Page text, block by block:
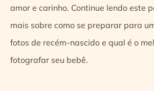
amor e carinho. Continue lendo este
mais sobre como se preparar para
fotos de recém-nascido e qual é o
fotografar seu bebê.